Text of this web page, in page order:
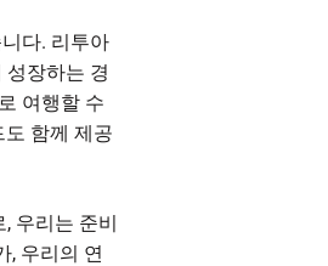
다. 리투아
장하는 경
여행할 수
함께 제공
우리는 준비
, 우리의 연